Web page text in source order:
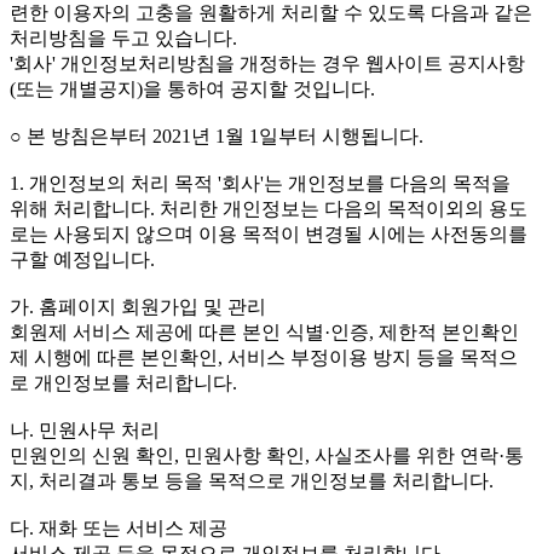
련한 이용자의 고충을 원활하게 처리할 수 있도록 다음과 같은
처리방침을 두고 있습니다.
'회사' 개인정보처리방침을 개정하는 경우 웹사이트 공지사항
(또는 개별공지)을 통하여 공지할 것입니다.
○ 본 방침은부터 2021년 1월 1일부터 시행됩니다.
1. 개인정보의 처리 목적 '회사'는 개인정보를 다음의 목적을
위해 처리합니다. 처리한 개인정보는 다음의 목적이외의 용도
로는 사용되지 않으며 이용 목적이 변경될 시에는 사전동의를
구할 예정입니다.
가. 홈페이지 회원가입 및 관리
회원제 서비스 제공에 따른 본인 식별·인증, 제한적 본인확인
제 시행에 따른 본인확인, 서비스 부정이용 방지 등을 목적으
로 개인정보를 처리합니다.
나. 민원사무 처리
민원인의 신원 확인, 민원사항 확인, 사실조사를 위한 연락·통
지, 처리결과 통보 등을 목적으로 개인정보를 처리합니다.
다. 재화 또는 서비스 제공